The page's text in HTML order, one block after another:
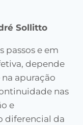
Sollitto
passos e em
depende
apuração
nas
e
diferencial da